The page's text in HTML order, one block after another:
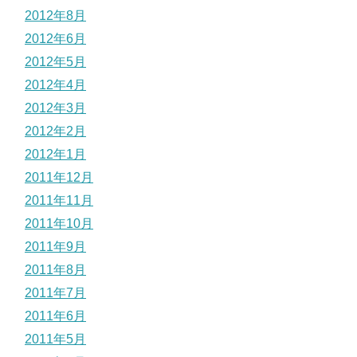
2012年8月
2012年6月
2012年5月
2012年4月
2012年3月
2012年2月
2012年1月
2011年12月
2011年11月
2011年10月
2011年9月
2011年8月
2011年7月
2011年6月
2011年5月